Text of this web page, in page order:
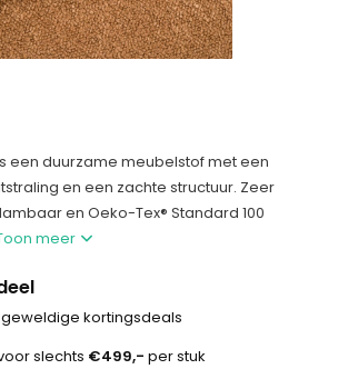
een duurzame meubelstof met een
en een zachte structuur. Zeer
en Oeko-Tex® Standard 100
meer
kortingsdeals
slechts €499,- per stuk